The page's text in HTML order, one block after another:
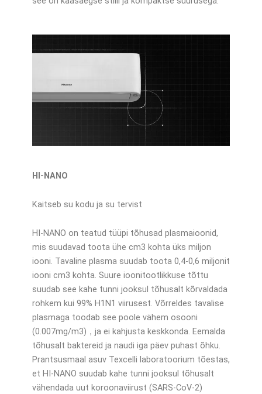
HI-NANO
Kaitseb su kodu ja su tervist
HI-NANO on teatud tüüpi tõhusad plasmaioonid,
mis suudavad toota ühe cm3 kohta üks miljon
iooni. Tavaline plasma suudab toota 0,4-0,6 miljonit
iooni cm3 kohta. Suure ioonitootlikkuse tõttu
suudab see kahe tunni jooksul tõhusalt kõrvaldada
rohkem kui 99% H1N1 viirusest. Võrreldes tavalise
plasmaga toodab see poole vähem osooni
(0.007mg/m3)，ja ei kahjusta keskkonda. Eemalda
tõhusalt baktereid ja naudi iga päev puhast õhku.
Prantsusmaal asuv Texcelli laboratoorium tõestas,
et HI-NANO suudab kahe tunni jooksul tõhusalt
vähendada uut koroonaviirust (SARS-CoV-2)